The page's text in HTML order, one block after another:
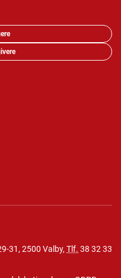
31, 2500 Valby, Tlf. 38 32 33